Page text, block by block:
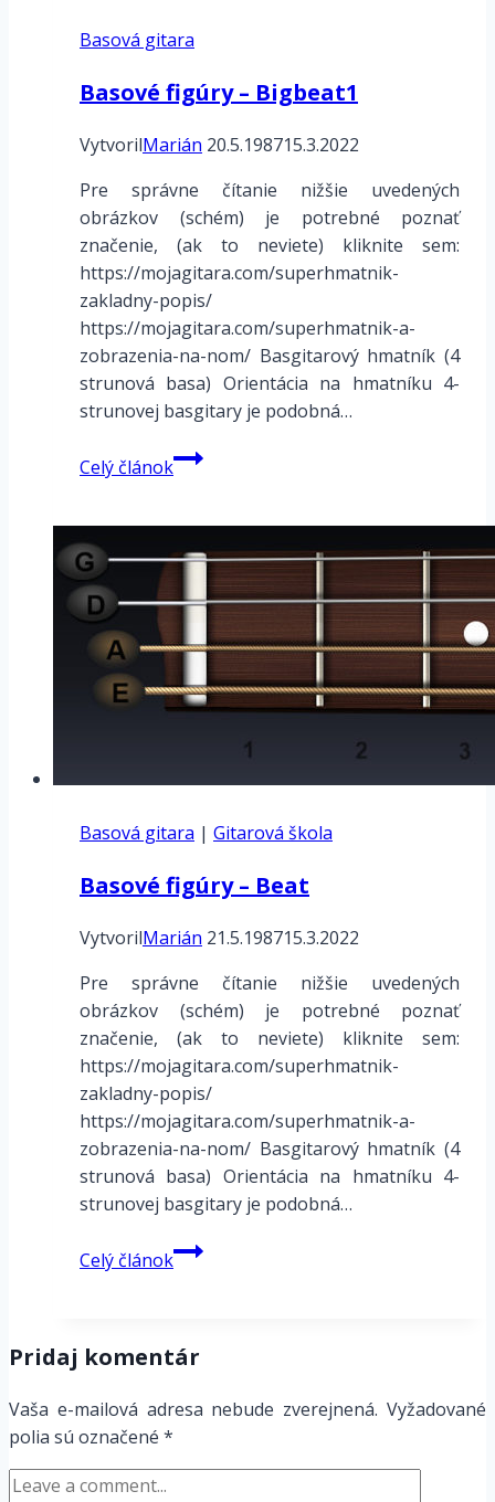
Basová gitara
Basové figúry – Bigbeat1
VytvorilMarián 20.5.198715.3.2022
Pre správne čítanie nižšie uvedených
obrázkov (schém) je potrebné poznať
značenie, (ak to neviete) kliknite sem:
https://mojagitara.com/superhmatnik-
zakladny-popis/
https://mojagitara.com/superhmatnik-a-
zobrazenia-na-nom/ Basgitarový hmatník (4
strunová basa) Orientácia na hmatníku 4-
strunovej basgitary je podobná…
Celý článokBasové
figúry
Basová gitara | Gitarová škola
Basové figúry – Beat
VytvorilMarián 21.5.198715.3.2022
Pre správne čítanie nižšie uvedených
obrázkov (schém) je potrebné poznať
značenie, (ak to neviete) kliknite sem:
https://mojagitara.com/superhmatnik-
zakladny-popis/
https://mojagitara.com/superhmatnik-a-
zobrazenia-na-nom/ Basgitarový hmatník (4
strunová basa) Orientácia na hmatníku 4-
strunovej basgitary je podobná…
Celý článokBasové
figúry
Pridaj komentár
Vaša e-mailová adresa nebude zverejnená. Vyžadované
polia sú označené *